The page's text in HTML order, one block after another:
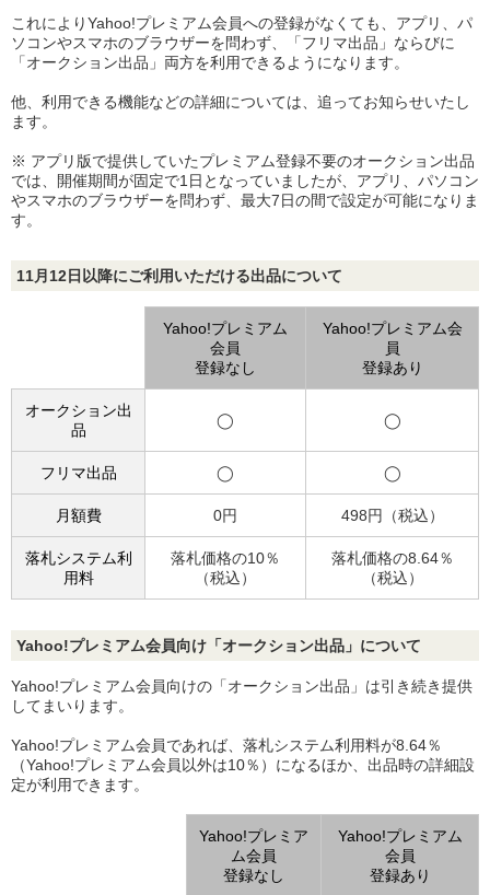
これによりYahoo!プレミアム会員への登録がなくても、アプリ、パ
ソコンやスマホのブラウザーを問わず、「フリマ出品」ならびに
「オークション出品」両方を利用できるようになります。
他、利用できる機能などの詳細については、追ってお知らせいたし
ます。
※ アプリ版で提供していたプレミアム登録不要のオークション出品
では、開催期間が固定で1日となっていましたが、アプリ、パソコン
やスマホのブラウザーを問わず、最大7日の間で設定が可能になりま
す。
11月12日以降にご利用いただける出品について
Yahoo!プレミアム
会員
登録なし
Yahoo!プレミアム会
員
登録あり
オークション出
品
◯ ◯
フリマ出品 ◯ ◯
月額費 0円 498円（税込）
落札システム利
用料
落札価格の10％
（税込）
落札価格の8.64％
（税込）
Yahoo!プレミアム会員向け「オークション出品」について
Yahoo!プレミアム会員向けの「オークション出品」は引き続き提供
してまいります。
Yahoo!プレミアム会員であれば、落札システム利用料が8.64％
（Yahoo!プレミアム会員以外は10％）になるほか、出品時の詳細設
定が利用できます。
Yahoo!プレミア
ム会員
登録なし
Yahoo!プレミアム
会員
登録あり